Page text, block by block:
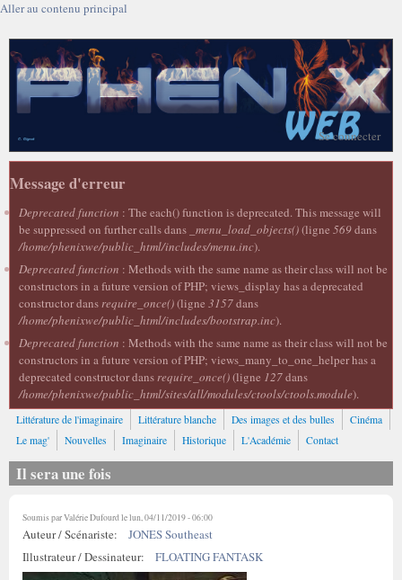
Aller au contenu principal
Se connecter
Message d'erreur
Deprecated function : The each() function is deprecated. This message will
be suppressed on further calls dans _menu_load_objects()(ligne 569dans
/home/phenixwe/public_html/includes/menu.inc).
Deprecated function : Methods with the same name as their class will not be
constructors in a future version of PHP; views_display has a deprecated
constructor dansrequire_once()(ligne 3157dans
/home/phenixwe/public_html/includes/bootstrap.inc).
Deprecated function : Methods with the same name as their class will not be
constructors in a future version of PHP; views_many_to_one_helper has a
deprecated constructor dansrequire_once()(ligne 127dans
/home/phenixwe/public_html/sites/all/modules/ctools/ctools.module).
Littérature de l'imaginaire Littérature blanche Des images et des bulles
Cinéma
Le mag'
Nouvelles Imaginaire Historique L'Académie Contact
Il sera une fois
Soumis parValérie Dufourdle lun, 04/11/2019 - 06:00
Auteur / Scénariste:
JONES Southeast
Illustrateur / Dessinateur:
FLOATING FANTASK